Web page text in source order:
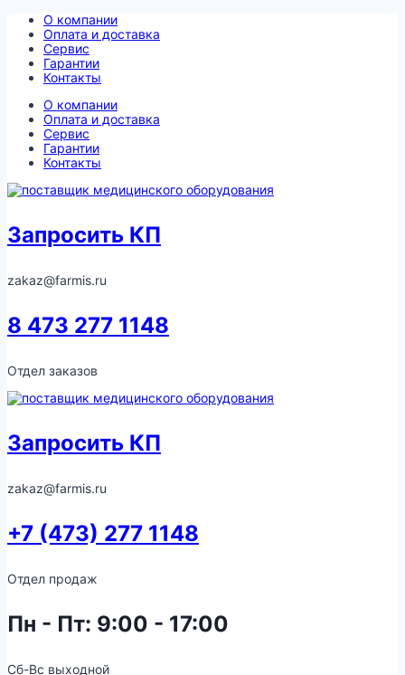
Перейти
содержимому
О компании
Оплата и доставка
Сервис
Гарантии
Контакты
О компании
Оплата и доставка
Сервис
Гарантии
Контакты
Запросить КП
zakaz@farmis.ru
8 473 277 1148
Отдел заказов
Запросить КП
zakaz@farmis.ru
+7 (473) 277 1148
Отдел продаж
Пн - Пт: 9:00 - 17:00
Сб-Вс выходной